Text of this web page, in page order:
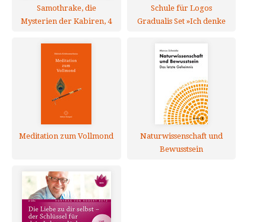
Samothrake, die
Mysterien der Kabiren, 4
Schule für Logos
Gradualis Set »Ich denke
Meditation zum Vollmond
Naturwissenschaft und
Bewusstsein